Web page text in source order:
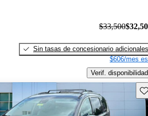
$33,500
Sin tasas de concesionario adicionales
$606/mes
Verif. disponibilidad